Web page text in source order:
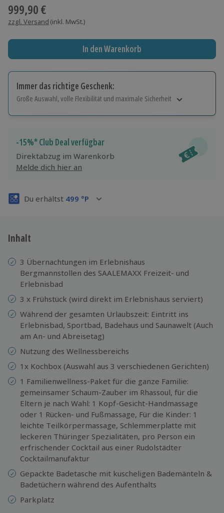
999,90 €
zzgl. Versand (inkl. MwSt.)
In den Warenkorb
Immer das richtige Geschenk:
Große Auswahl, volle Flexibilität und maximale Sicherheit
Jeder Gutschein für alle Erlebnisse einlösbar.
Maximale Sicherheit
3 Jahre gültig & verlängerbar.
-15%* Club Deal verfügbar
Direktabzug im Warenkorb
Melde dich hier an
Du erhältst 499 °P
Inhalt
3 Übernachtungen im Erlebnishaus
Bergmannstollen des SAALEMAXX Freizeit- und
Erlebnisbad
3 x Frühstück (wird direkt im Erlebnishaus serviert)
Während der gesamten Urlaubszeit: Eintritt ins
Erlebnisbad, Sportbad, Badehaus und Saunawelt (Auch
am An- und Abreisetag)
Nutzung des Wellnessbereichs
1x Kochbox (Auswahl aus 3 verschiedenen Gerichten)
1 Familienwellness-Paket für die ganze Familie:
gemeinsamer Schaum-Zauber im Rhassoul, für die
Eltern je nach Wahl: 1 Kopf-Gesicht-Handmassage
oder 1 Rücken- und Fußmassage, Für die Kinder: 1
leichte Teilkörpermassage, Schlemmerplatte mit
leckeren Thüringer Spezialitäten, pro Person ein
erfrischender Cocktail aus einer Rudolstädter
Cocktailmanufaktur
Gepackte Badetasche mit kuscheligen Bademänteln &
Badetüchern während des Aufenthalts
Parkplatz